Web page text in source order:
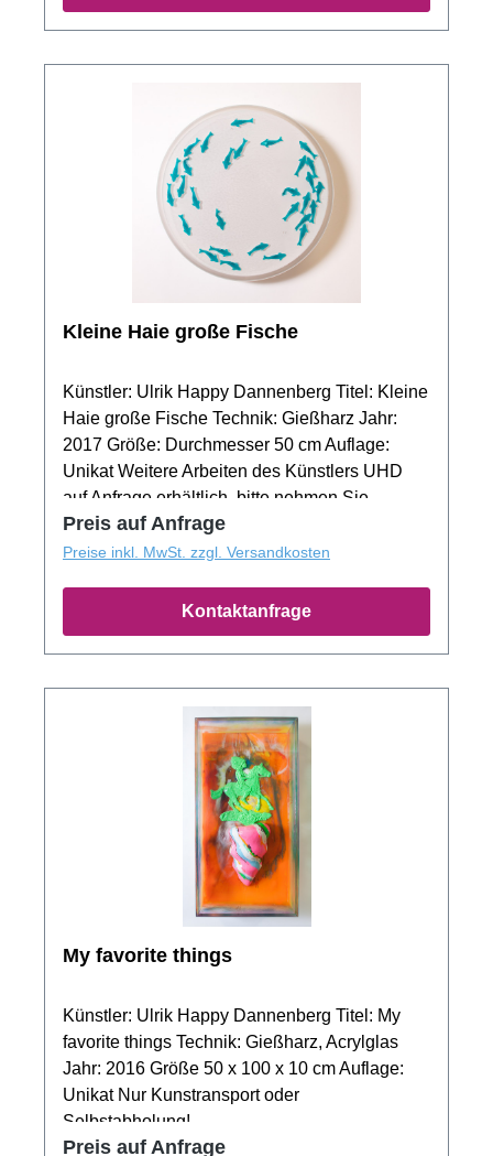
Kleine Haie große Fische
Künstler: Ulrik Happy Dannenberg Titel: Kleine
Haie große Fische Technik: Gießharz Jahr:
2017 Größe: Durchmesser 50 cm Auflage:
Unikat Weitere Arbeiten des Künstlers UHD
auf Anfrage erhältlich, bitte nehmen Sie
Kontakt zu uns auf!
Preis auf Anfrage
Preise inkl. MwSt. zzgl. Versandkosten
Kontaktanfrage
My favorite things
Künstler: Ulrik Happy Dannenberg Titel: My
favorite things Technik: Gießharz, Acrylglas
Jahr: 2016 Größe 50 x 100 x 10 cm Auflage:
Unikat Nur Kunstransport oder
Selbstabholung!
Preis auf Anfrage